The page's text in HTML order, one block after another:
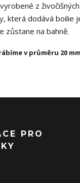
z
která dodává boilie
zůstane na bahně.
v průměru 20
PRO